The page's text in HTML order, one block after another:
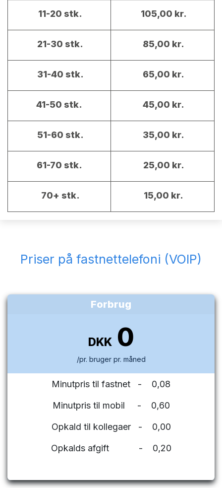
11-20 stk. 105,00 kr.
21-30 stk. 85,00 kr.
31-40 stk. 65,00 kr.
41-50 stk. 45,00 kr.
51-60 stk. 35,00 kr.
61-70 stk. 25,00 kr.
70+ stk. 15,00 kr.
Priser på fastnettelefoni (VOIP)
Forbrug
DKK 0
/pr. bruger pr. måned
Minutpris til fastnet - 0,08
Minutpris til mobil - 0,60
Opkald til kollegaer - 0,00
Opkalds afgift - 0,20